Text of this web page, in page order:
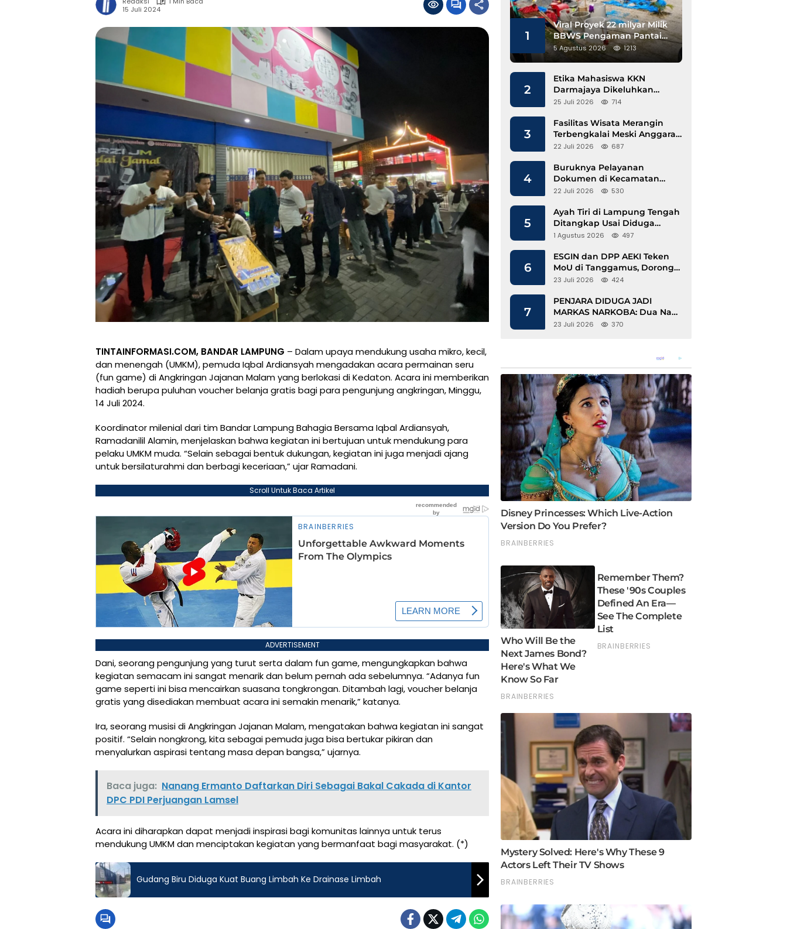
15 Juli 2024
TINTAINFORMASI.COM, BANDAR LAMPUNG – Dalam upaya mendukung usaha mikro, kecil,
dan menengah (UMKM), pemuda Iqbal Ardiansyah mengadakan acara permainan seru
(fun game) di Angkringan Jajanan Malam yang berlokasi di Kedaton. Acara ini memberikan
hadiah berupa puluhan voucher belanja gratis bagi para pengunjung angkringan, Minggu,
14 Juli 2024.
Koordinator milenial dari tim Bandar Lampung Bahagia Bersama Iqbal Ardiansyah,
Ramadanilil Alamin, menjelaskan bahwa kegiatan ini bertujuan untuk mendukung para
pelaku UMKM muda. “Selain sebagai bentuk dukungan, kegiatan ini juga menjadi ajang
untuk bersilaturahmi dan berbagi keceriaan,” ujar Ramadani.
Scroll Untuk Baca Artikel
ADVERTISEMENT
Dani, seorang pengunjung yang turut serta dalam fun game, mengungkapkan bahwa
kegiatan semacam ini sangat menarik dan belum pernah ada sebelumnya. “Adanya fun
game seperti ini bisa mencairkan suasana tongkrongan. Ditambah lagi, voucher belanja
gratis yang disediakan membuat acara ini semakin menarik,” katanya.
Ira, seorang musisi di Angkringan Jajanan Malam, mengatakan bahwa kegiatan ini sangat
positif. “Selain nongkrong, kita sebagai pemuda juga bisa bertukar pikiran dan
menyalurkan aspirasi tentang masa depan bangsa,” ujarnya.
Baca juga: Nanang Ermanto Daftarkan Diri Sebagai Bakal Cakada di Kantor
DPC PDI Perjuangan Lamsel
Acara ini diharapkan dapat menjadi inspirasi bagi komunitas lainnya untuk terus
mendukung UMKM dan menciptakan kegiatan yang bermanfaat bagi masyarakat. (*)
Gudang Biru Diduga Kuat Buang Limbah Ke Drainase Limbah
1
Viral Proyek 22 milyar Milik
BBWS Pengaman Pantai
Pesisir Barat Diduga
Gunakan Besi Banci
5 Agustus 2026 1213
2
Etika Mahasiswa KKN
Darmajaya Dikeluhkan
Kepala Pekon Sinar Jawa
25 Juli 2026 714
3
Fasilitas Wisata Merangin
Terbengkalai Meski Anggaran
Perawatan Terus Mengalir
22 Juli 2026 687
4
Buruknya Pelayanan
Dokumen di Kecamatan
Pangkalan Susu, Kinerja
22 Juli 2026 530
5
Ayah Tiri di Lampung Tengah
Ditangkap Usai Diduga
Hamili Anak di Bawah Umur
1 Agustus 2026 497
6
ESGIN dan DPP AEKI Teken
MoU di Tanggamus, Dorong
Ekonomi Hijau Berbasis Kopi
23 Juli 2026 424
7
PENJARA DIDUGA JADI
MARKAS NARKOBA: Dua Napi
Rajabasa Bebas Gunakan HP,
23 Juli 2026 370